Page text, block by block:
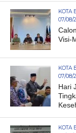
KOTA
07/08/
Visi-
KOTA
07/08/
Hari
KOTA